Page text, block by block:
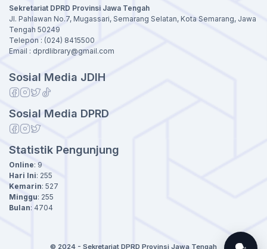
Sekretariat DPRD Provinsi Jawa Tengah
Jl. Pahlawan No.7, Mugassari, Semarang Selatan, Kota Semarang, Jawa
Tengah 50249
Telepon : (024) 8415500
Email : dprdlibrary@gmail.com
Sosial Media JDIH
Sosial Media DPRD
Statistik Pengunjung
Online: 9
Hari Ini: 255
Kemarin: 527
Minggu: 255
Bulan: 4704
© 2024 - Sekretariat DPRD Provinsi Jawa Tengah